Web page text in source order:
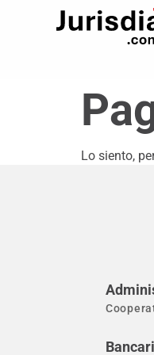
Lo siento,